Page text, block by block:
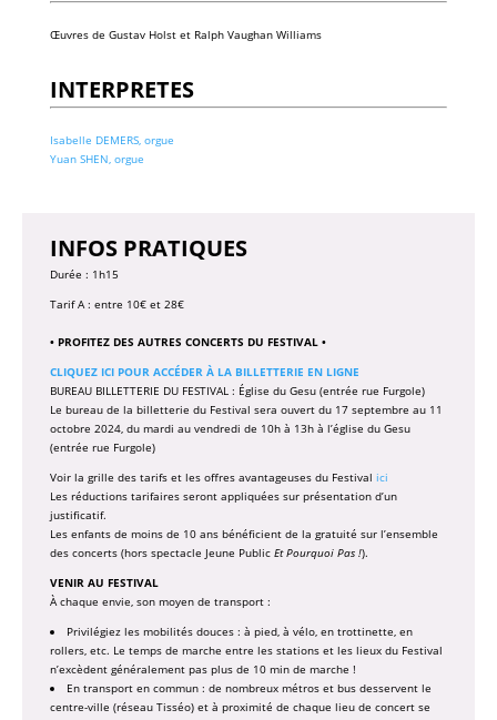
Œuvres de Gustav Holst et Ralph Vaughan Williams
INTERPRETES
Isabelle DEMERS, orgue
Yuan SHEN, orgue
INFOS PRATIQUES
Durée : 1h15
Tarif A : entre 10€ et 28€
• PROFITEZ DES AUTRES CONCERTS DU FESTIVAL •
CLIQUEZ ICI POUR ACCÉDER À LA BILLETTERIE EN LIGNE
BUREAU BILLETTERIE DU FESTIVAL : Église du Gesu (entrée rue Furgole)
Le bureau de la billetterie du Festival sera ouvert du 17 septembre au 11
octobre 2024, du mardi au vendredi de 10h à 13h à l’église du Gesu
(entrée rue Furgole)
Voir la grille des tarifs et les offres avantageuses du Festival ici
Les réductions tarifaires seront appliquées sur présentation d’un
justificatif.
Les enfants de moins de 10 ans bénéficient de la gratuité sur l’ensemble
des concerts (hors spectacle Jeune Public Et Pourquoi Pas !).
VENIR AU FESTIVAL
À chaque envie, son moyen de transport :
Privilégiez les mobilités douces : à pied, à vélo, en trottinette, en
rollers, etc. Le temps de marche entre les stations et les lieux du Festival
n’excèdent généralement pas plus de 10 min de marche !
En transport en commun : de nombreux métros et bus desservent le
centre-ville (réseau Tisséo) et à proximité de chaque lieu de concert se